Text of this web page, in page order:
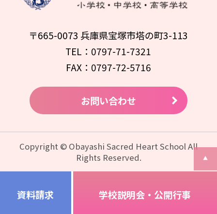
資料請求 学校説明会・公開行事
〒665-0073 兵庫県宝塚市塔の町3-113
TEL：0797-71-7321
FAX：0797-72-5716
お問い合わせ
Copyright © Obayashi Sacred Heart School All
Rights Reserved.